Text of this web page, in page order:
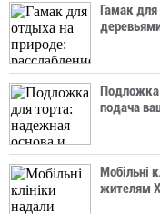
Гамак
Подложка
подача
Мобільні
жителям